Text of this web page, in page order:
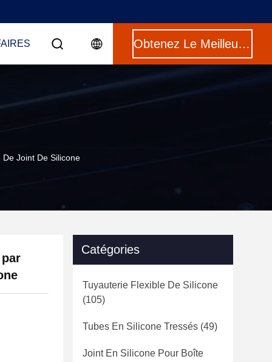
Obtenez Le Meilleur Prix
Joint De Silicone
Catégories
Tuyauterie Flexible De Silicone
(105)
Tubes En Silicone Tressés (49)
Joint En Silicone Pour Boîte